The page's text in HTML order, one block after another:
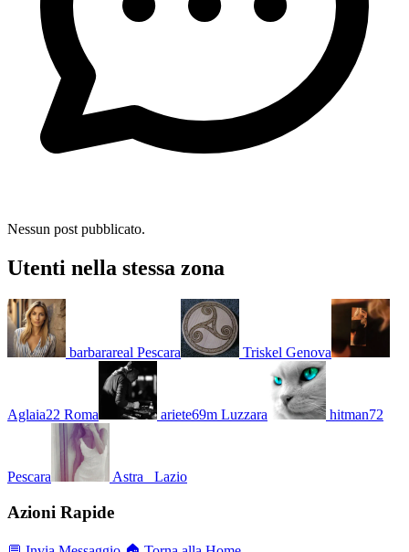
Nessun post pubblicato.
Utenti nella stessa zona
barbarareal Pescara Triskel Genova
Aglaia22 Roma ariete69m Luzzara hitman72
Pescara Astra_ Lazio
Azioni Rapide